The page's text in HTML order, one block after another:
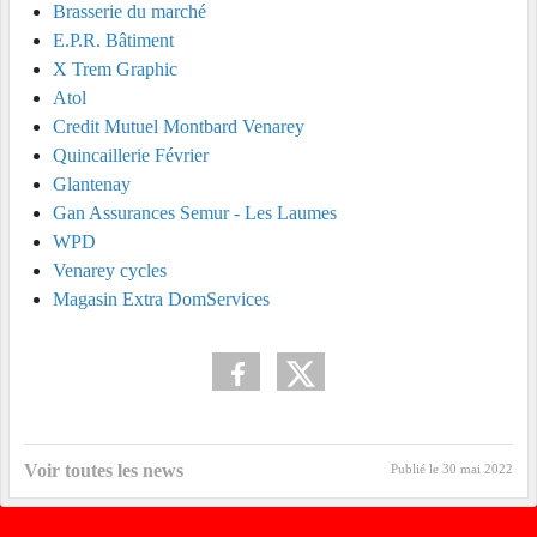
Brasserie du marché
E.P.R. Bâtiment
X Trem Graphic
Atol
Credit Mutuel Montbard Venarey
Quincaillerie Février
Glantenay
Gan Assurances Semur - Les Laumes
WPD
Venarey cycles
Magasin Extra DomServices
Voir toutes les news Publié le 30 mai 2022